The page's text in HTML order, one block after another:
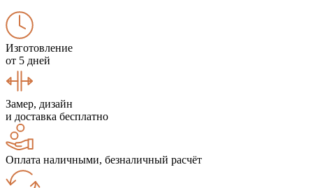
Изготовление
от 5 дней
Замер, дизайн
и доставка бесплатно
Оплата наличными, безналичный расчёт